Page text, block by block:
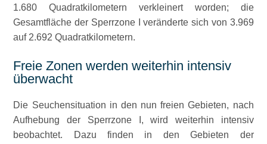
1.680 Quadratkilometern verkleinert worden; die
Gesamtfläche der Sperrzone I veränderte sich von 3.969
auf 2.692 Quadratkilometern.
Freie Zonen werden weiterhin intensiv
überwacht
Die Seuchensituation in den nun freien Gebieten, nach
Aufhebung der Sperrzone I, wird weiterhin intensiv
beobachtet. Dazu finden in den Gebieten der